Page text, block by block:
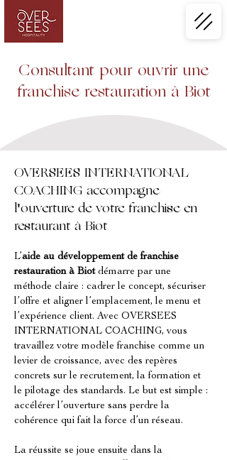
Consultant pour ouvrir une
franchise restauration à Biot
OVERSEES INTERNATIONAL
COACHING accompagne
l'ouverture de votre franchise en
restaurant à Biot
L’aide au développement de franchise
restauration à Biot démarre par une
méthode claire : cadrer le concept, sécuriser
l’offre et aligner l’emplacement, le menu et
l’expérience client. Avec OVERSEES
INTERNATIONAL COACHING, vous
travaillez votre modèle franchise comme un
levier de croissance, avec des repères
concrets sur le recrutement, la formation et
le pilotage des standards. Le but est simple :
accélérer l’ouverture sans perdre la
cohérence qui fait la force d’un réseau.
La réussite se joue ensuite dans la